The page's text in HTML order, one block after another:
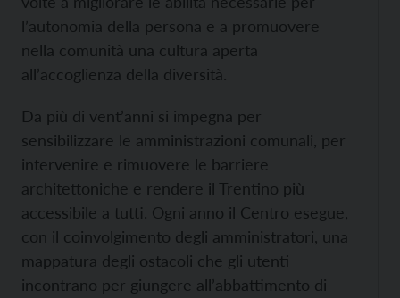
l’autonomia della persona e a promuovere
nella comunità una cultura aperta
all’accoglienza della diversità.
Da più di vent’anni si impegna per
sensibilizzare le amministrazioni comunali, per
intervenire e rimuovere le barriere
architettoniche e rendere il Trentino più
accessibile a tutti. Ogni anno il Centro esegue,
con il coinvolgimento degli amministratori, una
mappatura degli ostacoli che gli utenti
incontrano per giungere all’abbattimento di